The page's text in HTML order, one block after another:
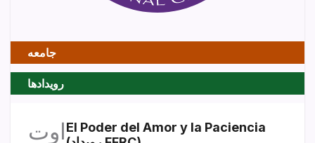
جامعه
رویدادها
اوتEl Poder del Amor y la Paciencia